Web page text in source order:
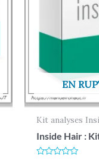
EN
Kit analyses
Inside Hair :